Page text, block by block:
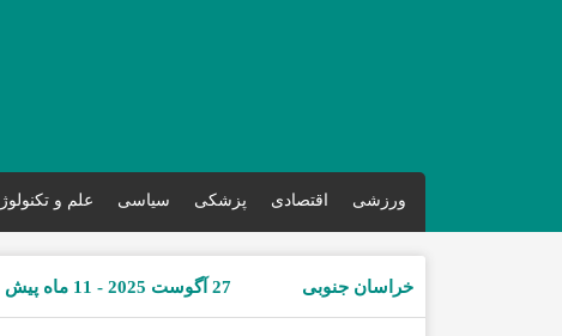
ورزشی اقتصادی پزشکی سیاسی علم و
خراسان جنوبی 27 آگوست 2025 - 11 ماه پیش